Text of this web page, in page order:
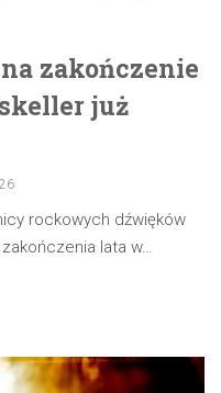
zakończenie
już
rockowych dźwięków
lata w…